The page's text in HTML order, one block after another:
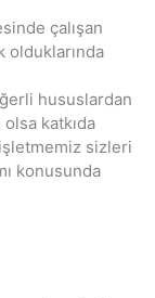
çalışan
olduklarında
hususlardan
katkıda
sizleri
konusunda